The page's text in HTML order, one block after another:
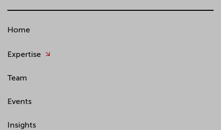
Home
Expertise
Team
Events
Insights